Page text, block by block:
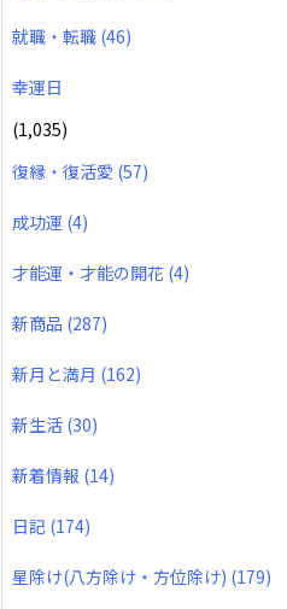
就職・転職 (46)
幸運日
(1,035)
復縁・復活愛 (57)
成功運 (4)
才能運・才能の開花 (4)
新商品 (287)
新月と満月 (162)
新生活 (30)
新着情報 (14)
日記 (174)
星除け(八方除け・方位除け) (179)